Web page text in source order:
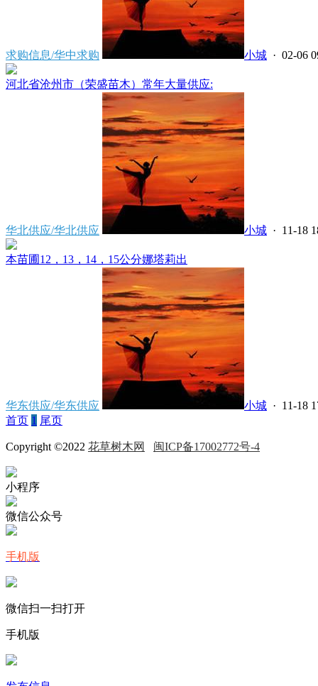
求购信息/华中求购 小城 · 02-06
河北省沧州市（荣盛苗木）常年大量供应:
华北供应/华北供应 小城 · 11-18
本苗圃12，13，14，15公分娜塔莉出
华东供应/华东供应 小城 · 11-18
首页 1 尾页
Copyright ©2022 花草树木网 闽ICP备17002772号-4
小程序
微信公众号
手机版
微信扫一扫打开
手机版